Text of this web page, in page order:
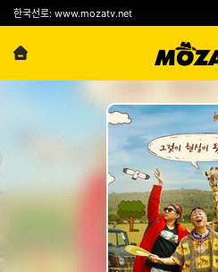
한국선로: www.mozatv.net